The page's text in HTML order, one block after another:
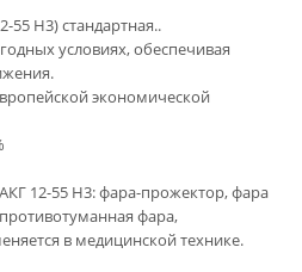
55 Н3) стандартная..
условиях, обеспечивая
экономической
12-55 Н3: фара-прожектор, фара
фара,
в медицинской технике.